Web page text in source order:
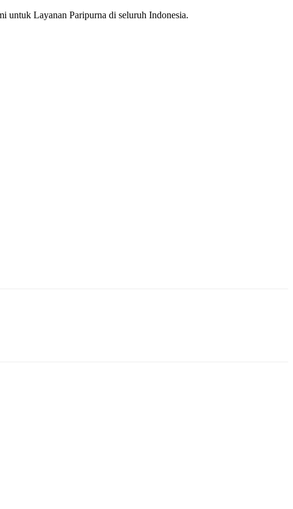
untuk Layanan Paripurna di seluruh Indonesia.